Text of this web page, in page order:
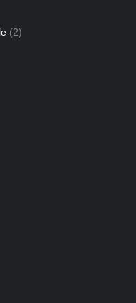
(2)